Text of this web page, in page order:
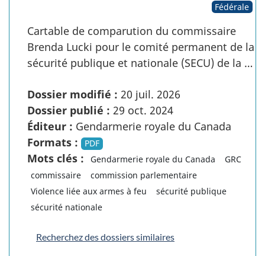
Fédérale
Cartable de comparution du commissaire
Brenda Lucki pour le comité permanent de la
sécurité publique et nationale (SECU) de la …
Dossier modifié : 20 juil. 2026
Dossier publié : 29 oct. 2024
Éditeur : Gendarmerie royale du Canada
Formats :
PDF
Mots clés : Gendarmerie royale du Canada
GRC
commissaire
commission parlementaire
Violence liée aux armes à feu
sécurité publique
sécurité nationale
Recherchez des dossiers similaires